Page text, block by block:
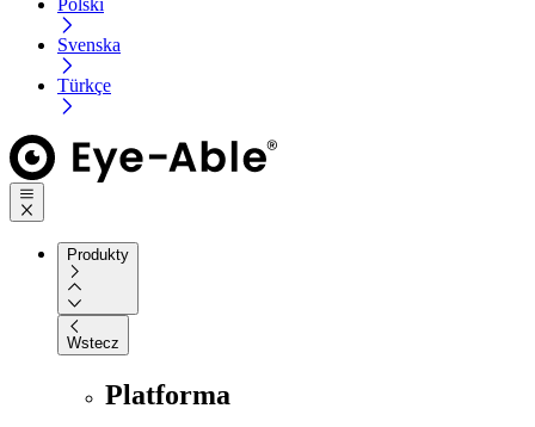
Polski
Svenska
Türkçe
Produkty
Wstecz
Platforma